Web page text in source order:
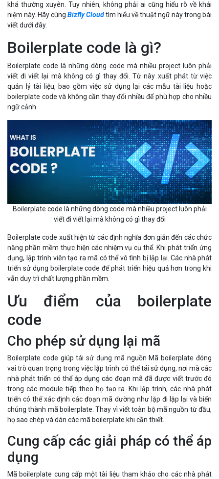
khá thường xuyên. Tuy nhiên, không phải ai cũng hiểu rõ về khái
niệm này. Hãy cùng Bizfly Cloudtìm hiểu về thuật ngữ này trong bài
viết dưới đây.
Boilerplate code là gì?
Boilerplate code là những dòng code mà nhiều project luôn phải
viết đi viết lại mà không có gì thay đổi. Từ này xuất phát từ việc
quản lý tài liệu, bao gồm việc sử dụng lại các mẫu tài liệu hoặc
boilerplate code và không cần thay đổi nhiều để phù hợp cho nhiều
ngữ cảnh.
Boilerplate code là những dòng code mà nhiều project luôn phải
viết đi viết lại mà không có gì thay đổi
Boilerplate code xuất hiện từ các định nghĩa đơn giản đến các chức
năng phần mềm thực hiện các nhiệm vụ cụ thể. Khi phát triển ứng
dụng, lập trình viên tạo ra mã có thể vô tình bị lặp lại. Các nhà phát
triển sử dụng boilerplate code để phát triển hiệu quả hơn trong khi
vẫn duy trì chất lượng phần mềm.
Ưu điểm của boilerplate
code
Cho phép sử dụng lại mã
Boilerplate code giúp tái sử dụng mã nguồn Mã boilerplate đóng
vai trò quan trọng trong việc lập trình có thể tái sử dụng, nơi mà các
nhà phát triển có thể áp dụng các đoạn mã đã được viết trước đó
trong các module tiếp theo họ tạo ra. Khi lập trình, các nhà phát
triển có thể xác định các đoạn mã dường như lặp đi lặp lại và biến
chúng thành mã boilerplate. Thay vì viết toàn bộ mã nguồn từ đầu,
họ sao chép và dán các mã boilerplate khi cần thiết.
Cung cấp các giải pháp có thể áp
dụng
Mã boilerplate cung cấp một tài liệu tham khảo cho các nhà phát